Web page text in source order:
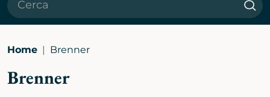
Home Brenner
Brenner